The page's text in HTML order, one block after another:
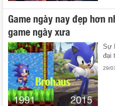
Game ngày nay đẹp hơn
game ngày xưa
Sự
đại
29/